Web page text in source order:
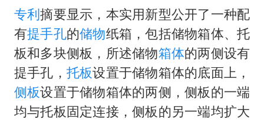
美将每月供乌爱国者拦截导弹
云南一男子胃中取出180颗铁钉
以军士兵把枪口对准中国记者
“开学三件套”全线暴涨
奋力开创中国式现代化建设新局面
专利摘要显示，本实用新型公开了一种配
有提手孔的储物纸箱，包括储物箱体、托
板和多块侧板，所述储物箱体的两侧设有
提手孔， 托板设置于储物箱体的底面上，
侧板设置于储物箱体的两侧，侧板的一端
均与托板固定连接，侧板的另一端均扩大